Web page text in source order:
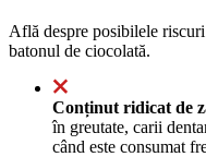
Află despre posibilele
batonul de ciocolată.
Conținut ridicat de
în greutate, carii
când este consumat